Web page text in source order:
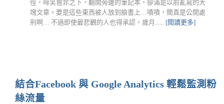
徑，啼笑皆非之下，翻開旁邊的筆記本，卻滿是以前亂寫的大
塊文章。要是這些東西被人放到臉書上…嘖嘖，簡直是公開處
刑啊… 不過即使最悲觀的人也得承認，歲月...... [閱讀更多]
結合Facebook 與 Google Analytics 輕鬆監測粉
絲流量